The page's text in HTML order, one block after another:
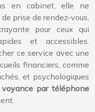
en cabinet, elle ne
prise de rendez-vous,
pour ceux qui
et accessibles.
ce service avec une
financiers, comme
et psychologiques
voyance par téléphone